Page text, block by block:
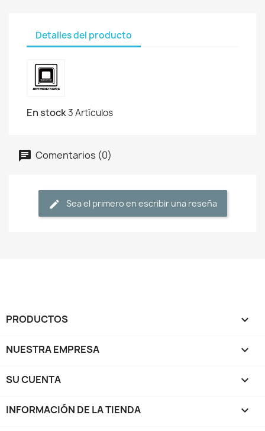
Detalles del producto
En stock3 Artículos
Comentarios (0)
Sea el primero en escribir una reseña
PRODUCTOS 
NUESTRA EMPRESA 
SU CUENTA 
INFORMACIÓN DE LA TIENDA keyboard_arrow_down